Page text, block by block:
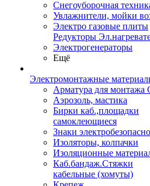
Снегоуборочная
Увлажнители, мойки
Электро газовые плиты
Редукторы
Электрогенераторы
Ещё
Электромонтажные
Арматура для
Аэрозоль, мастика
Бирки каб.,площадки
самоклеющиеся
Знаки
Изоляторы, колпачки
Изоляционные
Каб.бандаж.Стяжки
кабельные (хомуты)